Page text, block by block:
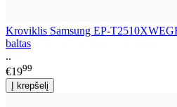
Kroviklis Samsung EP-
baltas
..
€1999